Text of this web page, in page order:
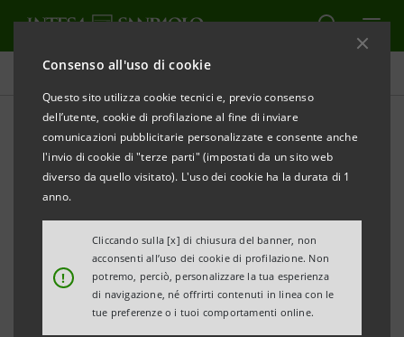
Consenso all'uso di cookie
Questo sito utilizza cookie tecnici e, previo consenso
dell’utente, cookie di profilazione al fine di inviare
comunicazioni pubblicitarie personalizzate e consente anche
l'invio di cookie di "terze parti" (impostati da un sito web
diverso da quello visitato). L'uso dei cookie ha la durata di 1
anno.
!
Cliccando sulla [x] di chiusura del banner, non
acconsenti all’uso dei cookie di profilazione. Non
potremo, perciò, personalizzare la tua esperienza
di navigazione, né offrirti contenuti in linea con le
tue preferenze o i tuoi comportamenti online.
Comunicati stampa
STAMPA AGGIORNA
INTESA SANPAOLO: ACCORDO SINDACALE
AUMENTA IL PREMIO VARIABILE DI RISULTATO 2025
PER LE PERSONE DELLA BANCA
Torino/Milano, 15 aprile 2025– Intesa Sanpaolo ha
sottoscritto oggi con tutte le Organizzazioni Sindacali
un accordo sul Premio Variabile di Risultato (PVR) per
l’anno 2025, al fine di favorire il coinvolgimento e la